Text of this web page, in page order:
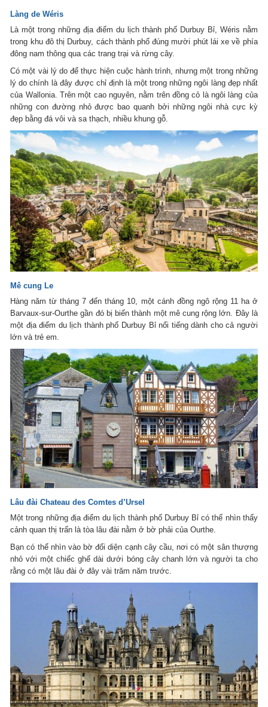
Làng de Wéris
Là một trong những địa điểm du lịch thành phố Durbuy Bỉ, Wéris nằm
trong khu đô thị Durbuy, cách thành phố đúng mười phút lái xe về phía
đông nam thông qua các trang trại và rừng cây.
Có một vài lý do để thực hiện cuộc hành trình, nhưng một trong những
lý do chính là đây được chỉ định là một trong những ngôi làng đẹp nhất
của Wallonia. Trên một cao nguyên, nằm trên đồng cỏ là ngôi làng của
những con đường nhỏ được bao quanh bởi những ngôi nhà cực kỳ
đẹp bằng đá vôi và sa thạch, nhiều khung gỗ.
Mê cung Le
Hàng năm từ tháng 7 đến tháng 10, một cánh đồng ngô rộng 11 ha ở
Barvaux-sur-Ourthe gần đó bị biến thành một mê cung rộng lớn. Đây là
một địa điểm du lịch thành phố Durbuy Bỉ nổi tiếng dành cho cả người
lớn và trẻ em.
Lâu đài Chateau des Comtes d’Ursel
Một trong những địa điểm du lịch thành phố Durbuy Bỉ có thể nhìn thấy
cảnh quan thị trấn là tòa lâu đài nằm ở bờ phải của Ourthe.
Bạn có thể nhìn vào bờ đối diện cạnh cây cầu, nơi có một sân thượng
nhỏ với một chiếc ghế dài dưới bóng cây chanh lớn và người ta cho
rằng có một lâu đài ở đây vài trăm năm trước.